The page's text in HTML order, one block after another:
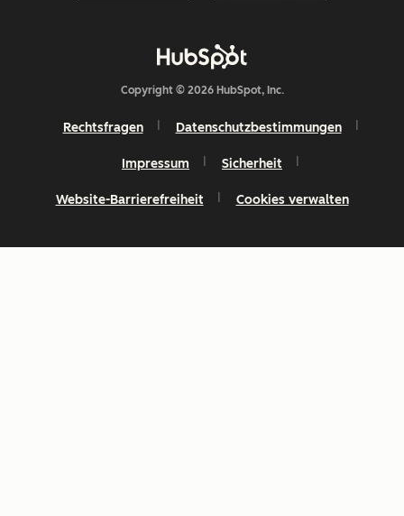
Copyright © 2026 HubSpot, Inc.
Rechtsfragen Datenschutzbestimmungen
Impressum Sicherheit
Website-Barrierefreiheit Cookies verwalten